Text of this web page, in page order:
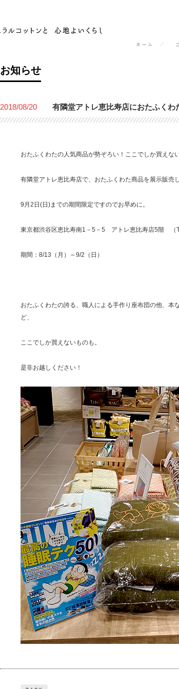
お知らせ
2018/08/20 有隣堂アトレ恵比寿店におたふくわ
おたふくわたの人気商品が勢ぞろい！ここでしか買えな
有隣堂アトレ恵比寿店で、おたふくわた商品を展示販売
9月2日(日)までの期間限定ですのでお早めに。
東京都渋谷区恵比寿南1－5－5 アトレ恵比寿店5階 （
期間：8/13（月）～9/2（日）
おたふくわたの誇る、職人による手作り座布団の他、
ど、
ここでしか買えないものも。
是非お越しください！